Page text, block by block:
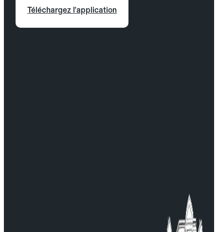
Téléchargez l'application